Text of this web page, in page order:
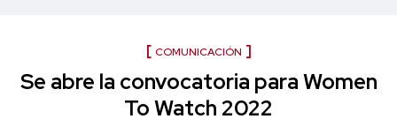
COMUNICACIÓN
Se abre la convocatoria para Women
To Watch 2022